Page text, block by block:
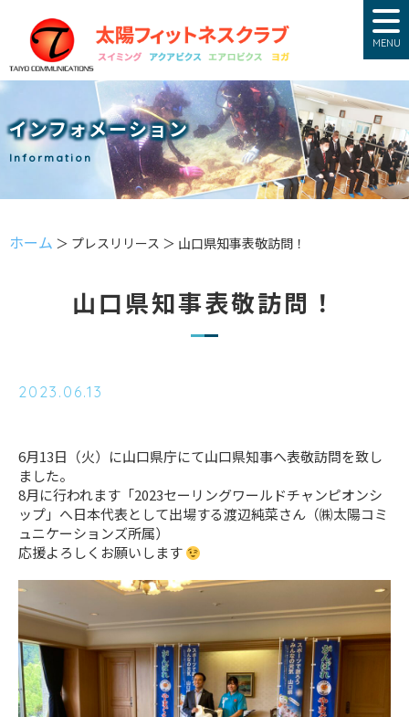
MENU
インフォメーション
Information
ホーム ＞ プレスリリース ＞ 山口県知事表敬訪問！
山口県知事表敬訪問！
2023.06.13
6月13日（火）に山口県庁にて山口県知事へ表敬訪問を致し
ました。
8月に行われます「2023セーリングワールドチャンピオンシ
ップ」へ日本代表として出場する渡辺純菜さん（㈱太陽コミ
ュニケーションズ所属）
応援よろしくお願いします